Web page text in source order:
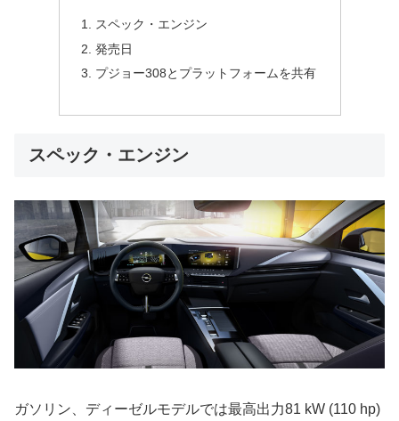
スペック・エンジン
発売日
プジョー308とプラットフォームを共有
スペック・エンジン
ガソリン、ディーゼルモデルでは最高出力81 kW (110 hp)